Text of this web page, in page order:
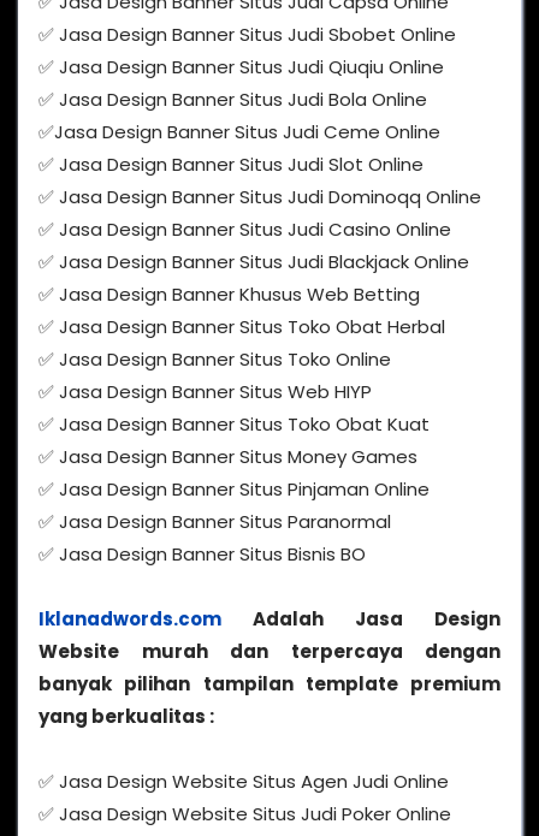
✅ Jasa Design Banner Situs Judi Sbobet Online
✅ Jasa Design Banner Situs Judi Qiuqiu Online
✅ Jasa Design Banner Situs Judi Bola Online
✅Jasa Design Banner Situs Judi Ceme Online
✅ Jasa Design Banner Situs Judi Slot Online
✅ Jasa Design Banner Situs Judi Dominoqq Online
✅ Jasa Design Banner Situs Judi Casino Online
✅ Jasa Design Banner Situs Judi Blackjack Online
✅ Jasa Design Banner Khusus Web Betting
✅ Jasa Design Banner Situs Toko Obat Herbal
✅ Jasa Design Banner Situs Toko Online
✅ Jasa Design Banner Situs Web HIYP
✅ Jasa Design Banner Situs Toko Obat Kuat
✅ Jasa Design Banner Situs Money Games
✅ Jasa Design Banner Situs Pinjaman Online
✅ Jasa Design Banner Situs Paranormal
✅ Jasa Design Banner Situs Bisnis BO
Iklanadwords.com Adalah Jasa Design
Website murah dan terpercaya dengan
banyak pilihan tampilan template premium
yang berkualitas :
✅ Jasa Design Website Situs Agen Judi Online
✅ Jasa Design Website Situs Judi Poker Online